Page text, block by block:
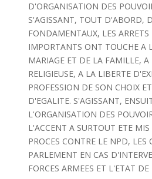
D'ORGANISATION DES
S'AGISSANT, TOUT D'ABORD,
FONDAMENTAUX, LES ARRETS
IMPORTANTS ONT TOUCHE A
MARIAGE ET DE LA FAMILLE, A
RELIGIEUSE, A LA LIBERTE
PROFESSION DE SON CHOIX
D'EGALITE. S'AGISSANT,
L'ORGANISATION DES
L'ACCENT A SURTOUT ETE
PROCES CONTRE LE NPD, LES
PARLEMENT EN CAS
FORCES ARMEES ET L'ETAT